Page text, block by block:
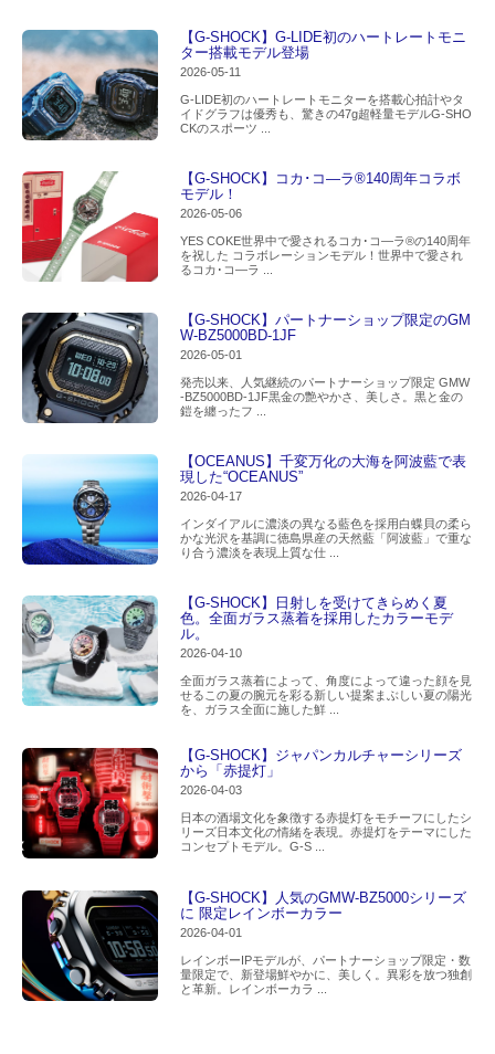
【G-SHOCK】G-LIDE初のハートレートモニ
ター搭載モデル登場
2026-05-11
G-LIDE初のハートレートモニターを搭載心拍計やタ
イドグラフは優秀も、驚きの47g超軽量モデルG-SHO
CKのスポーツ ...
【G-SHOCK】コカ･コ―ラ®140周年コラボ
モデル！
2026-05-06
YES COKE世界中で愛されるコカ･コ―ラ®の140周年
を祝した コラボレーションモデル！世界中で愛され
るコカ･コ―ラ ...
【G-SHOCK】パートナーショップ限定のGM
W-BZ5000BD-1JF
2026-05-01
発売以来、人気継続のパートナーショップ限定 GMW
-BZ5000BD-1JF黒金の艶やかさ、美しさ。黒と金の
鎧を纏ったフ ...
【OCEANUS】千変万化の大海を阿波藍で表
現した“OCEANUS”
2026-04-17
インダイアルに濃淡の異なる藍色を採用白蝶貝の柔ら
かな光沢を基調に徳島県産の天然藍「阿波藍」で重な
り合う濃淡を表現上質な仕 ...
【G-SHOCK】日射しを受けてきらめく夏
色。全面ガラス蒸着を採用したカラーモデ
ル。
2026-04-10
全面ガラス蒸着によって、角度によって違った顔を見
せるこの夏の腕元を彩る新しい提案まぶしい夏の陽光
を、ガラス全面に施した鮮 ...
【G-SHOCK】ジャパンカルチャーシリーズ
から「赤提灯」
2026-04-03
日本の酒場文化を象徴する赤提灯をモチーフにしたシ
リーズ日本文化の情緒を表現。赤提灯をテーマにした
コンセプトモデル。G-S ...
【G-SHOCK】人気のGMW-BZ5000シリーズ
に 限定レインボーカラー
2026-04-01
レインボーIPモデルが、パートナーショップ限定・数
量限定で、新登場鮮やかに、美しく。異彩を放つ独創
と革新。レインボーカラ ...